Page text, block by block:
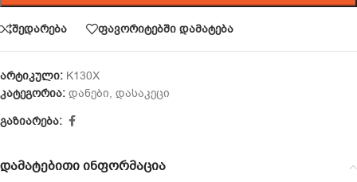
შედარება ფავორიტებში დამატება
არტიკული: K130X
კატეგორია: დანები, დასაკეცი
გაზიარება:
დამატებითი ინფორმაცია